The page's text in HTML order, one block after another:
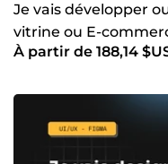
Je vais développer
vitrine ou E-
À partir de 188,14